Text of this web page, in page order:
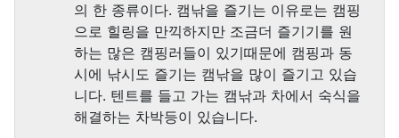
의 한 종류이다. 캠낚을 즐기는 이유로는 캠핑
으로 힐링을 만끽하지만 조금더 즐기기를 원
하는 많은 캠핑러들이 있기때문에 캠핑과 동
시에 낚시도 즐기는 캠낚을 많이 즐기고 있습
니다. 텐트를 들고 가는 캠낚과 차에서 숙식을
해결하는 차박등이 있습니다.